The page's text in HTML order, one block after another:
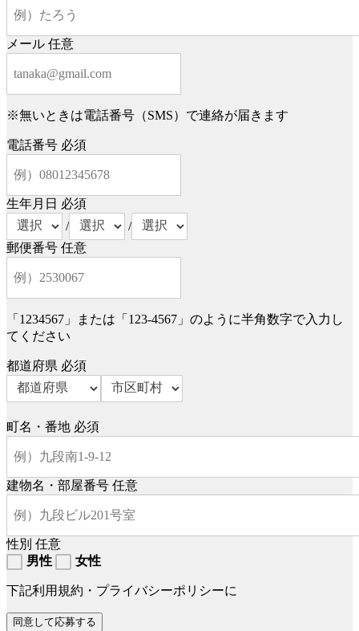
メール 任意
※無いときは電話番号（SMS）で連絡が届きます
電話番号 必須
生年月日 必須
/
/
郵便番号 任意
「1234567」または「123-4567」のように半角数字で入力し
てください
都道府県 必須
町名・番地 必須
建物名・部屋番号 任意
性別 任意
男性
女性
下記利用規約・プライバシーポリシーに